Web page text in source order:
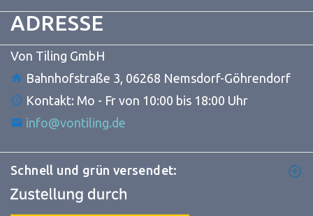
ADRESSE
Von Tiling GmbH
Bahnhofstraße 3, 06268 Nemsdorf-Göhrendorf
Kontakt: Mo - Fr von 10:00 bis 18:00 Uhr
info@vontiling.de
Schnell und grün versendet: